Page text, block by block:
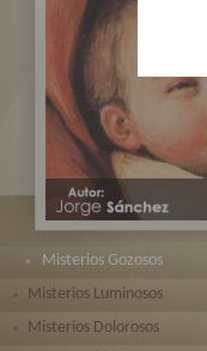
Misterios Gozosos
Misterios Luminosos
Misterios Dolorosos